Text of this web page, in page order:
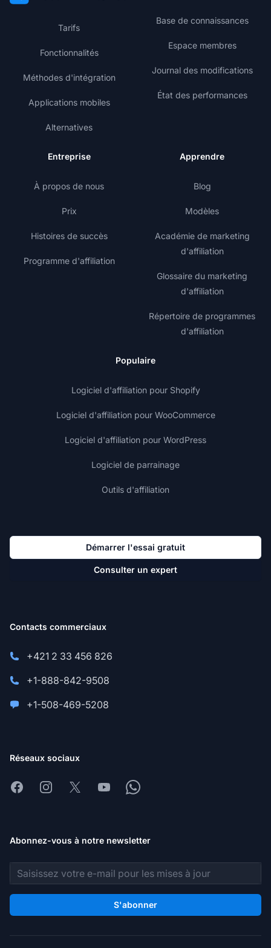
Tarifs
Fonctionnalités
Méthodes d'intégration
Applications mobiles
Alternatives
Base de connaissances
Espace membres
Journal des modifications
État des performances
Entreprise
À propos de nous
Prix
Histoires de succès
Programme d'affiliation
Apprendre
Blog
Modèles
Académie de marketing
d'affiliation
Glossaire du marketing
d'affiliation
Répertoire de programmes
d'affiliation
Populaire
Logiciel d'affiliation pour Shopify
Logiciel d'affiliation pour WooCommerce
Logiciel d'affiliation pour WordPress
Logiciel de parrainage
Outils d'affiliation
Démarrer l'essai gratuit
Consulter un expert
Contacts commerciaux
+421 2 33 456 826
+1-888-842-9508
+1-508-469-5208
Réseaux sociaux
FacebookInstagram
X YoutubeWhatsapp
Abonnez-vous à notre newsletter
Adresse e-mail
S'abonner